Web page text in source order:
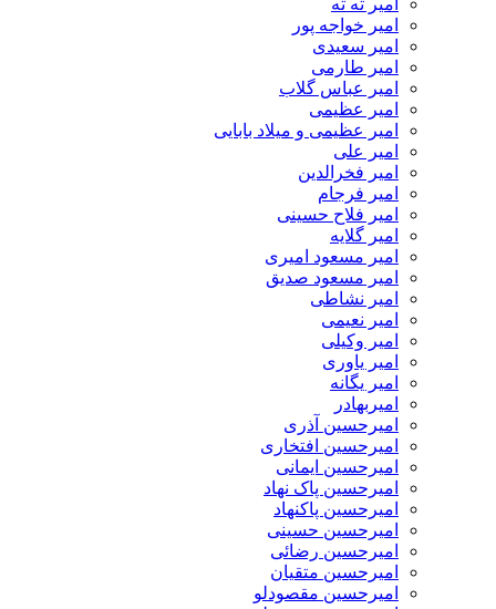
امیر ته ته
امیر خواجه پور
امیر سعیدی
امیر طارمی
امیر عباس گلاب
امیر عظیمی
امیر عظیمی و میلاد بابایی
امیر علی
امیر فخرالدین
امیر فرجام
امیر فلاح حسینی
امیر گلایه
امیر مسعود امیری
امیر مسعود صدیق
امیر نشاطی
امیر نعیمی
امیر وکیلی
امیر یاوری
امیر یگانه
امیربهادر
امیرحسین آذری
امیرحسین افتخاری
امیرحسین ایمانی
امیرحسین پاک نهاد
امیرحسین پاکنهاد
امیرحسین حسینی
امیرحسین رضائی
امیرحسین متقیان
امیرحسین مقصودلو